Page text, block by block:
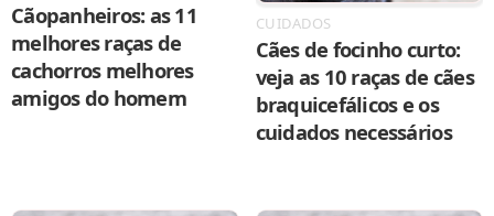
Cãopanheiros: as 11
melhores raças de
cachorros melhores
amigos do homem
CUIDADOS
Cães de focinho curto:
veja as 10 raças de cães
braquicefálicos e os
cuidados necessários